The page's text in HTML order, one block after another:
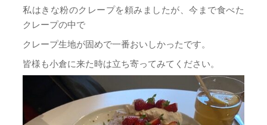
私はきな粉のクレープを頼みましたが、今まで食べた
クレープの中で
クレープ生地が固めで一番おいしかったです。
皆様も小倉に来た時は立ち寄ってみてください。